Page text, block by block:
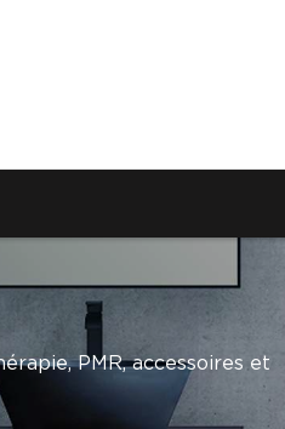
PMR, accessoires et